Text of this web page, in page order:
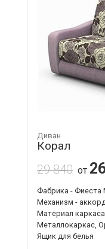
Диван
Корал
29 840 от
Фабрика - Фиеста
Механизм -
Материал
Металлокаркас,
Ящик для белья